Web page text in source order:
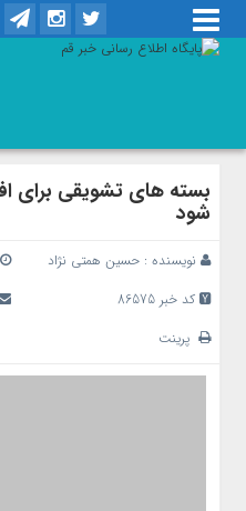
بسته های تشویقی برای
شود
نویسنده : حسین همتی نژاد
کد خبر 86575
پرینت